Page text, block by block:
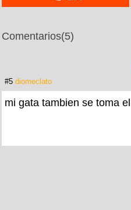
Comentarios(5)
#5 diomeclato
mi gata tambien se toma